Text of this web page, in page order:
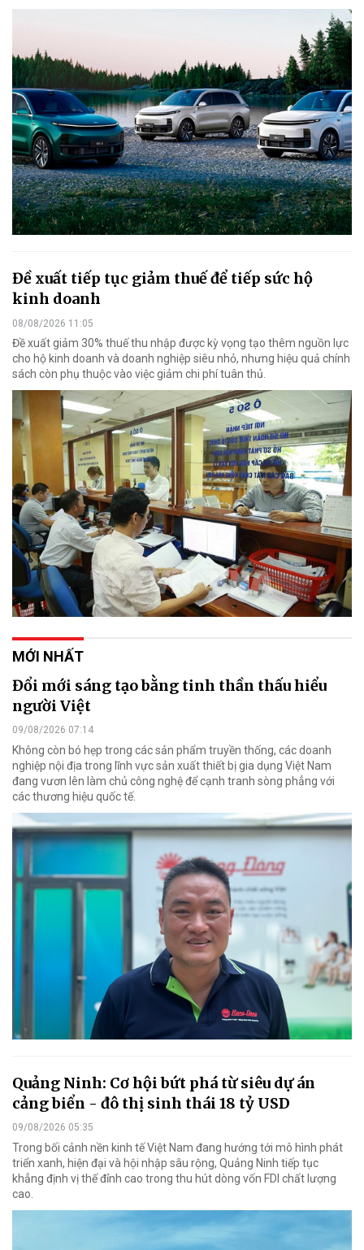
Đề xuất tiếp tục giảm thuế để tiếp sức hộ
kinh doanh
08/08/2026 11:05
Đề xuất giảm 30% thuế thu nhập được kỳ vọng tạo thêm nguồn lực
cho hộ kinh doanh và doanh nghiệp siêu nhỏ, nhưng hiệu quả chính
sách còn phụ thuộc vào việc giảm chi phí tuân thủ.
MỚI NHẤT
Đổi mới sáng tạo bằng tinh thần thấu hiểu
người Việt
09/08/2026 07:14
Không còn bó hẹp trong các sản phẩm truyền thống, các doanh
nghiệp nội địa trong lĩnh vực sản xuất thiết bị gia dụng Việt Nam
đang vươn lên làm chủ công nghệ để cạnh tranh sòng phẳng với
các thương hiệu quốc tế.
Quảng Ninh: Cơ hội bứt phá từ siêu dự án
cảng biển - đô thị sinh thái 18 tỷ USD
09/08/2026 05:35
Trong bối cảnh nền kinh tế Việt Nam đang hướng tới mô hình phát
triển xanh, hiện đại và hội nhập sâu rộng, Quảng Ninh tiếp tục
khẳng định vị thế đỉnh cao trong thu hút dòng vốn FDI chất lượng
cao.